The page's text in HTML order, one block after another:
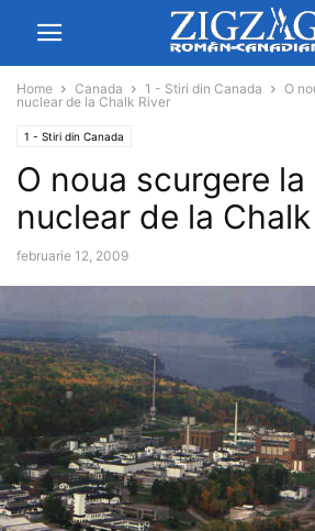
Home Canada 1 - Stiri din Canada
O
nuclear de la Chalk River
1 - Stiri din Canada
O noua scurgere
nuclear de la
februarie 12, 2009